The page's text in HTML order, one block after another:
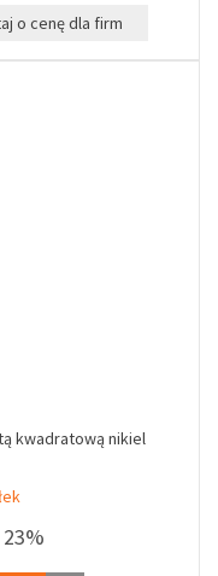
o cenę dla firm
kwadratową nikiel
23%